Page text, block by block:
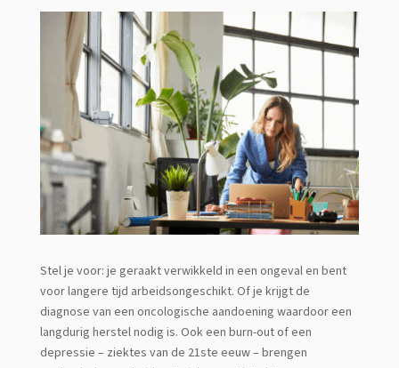
Stel je voor: je geraakt verwikkeld in een ongeval en bent
voor langere tijd arbeidsongeschikt. Of je krijgt de
diagnose van een oncologische aandoening waardoor een
langdurig herstel nodig is. Ook een burn-out of een
depressie – ziektes van de 21ste eeuw – brengen